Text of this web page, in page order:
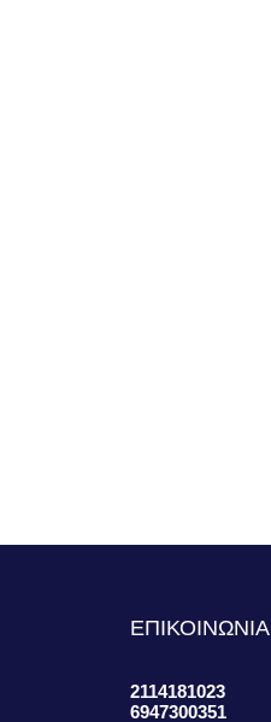
ΕΠΙΚΟΙΝΩΝΙΑ
2114181023
6947300351